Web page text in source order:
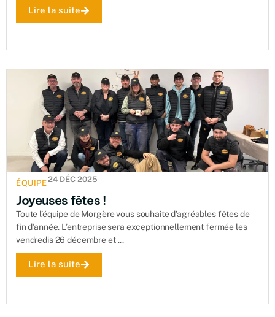
Lire la suite
ÉQUIPE24 DÉC 2025
Joyeuses fêtes !
Toute l’équipe de Morgère vous souhaite d’agréables fêtes de
fin d’année. L’entreprise sera exceptionnellement fermée les
vendredis 26 décembre et ...
Lire la suite